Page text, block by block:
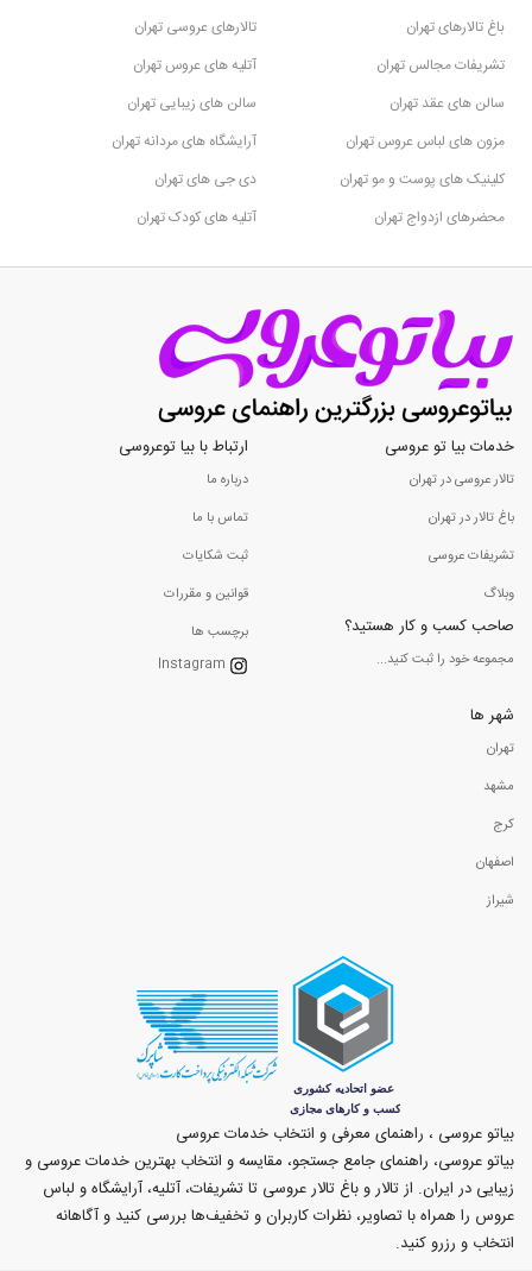
باغ تالارهای تهران
تالارهای عروسی تهران
تشریفات مجالس تهران
آتلیه های عروس تهران
سالن های عقد تهران
سالن های زیبایی تهران
مزون های لباس عروس تهران
آرایشگاه های مردانه تهران
کلینیک های پوست و مو تهران
دی جی های تهران
محضرهای ازدواج تهران
آتلیه های کودک تهران
خدمات بیا تو عروسی
تالار عروسی در تهران
باغ تالار در تهران
تشریفات عروسی
وبلاگ
صاحب کسب و کار هستید؟
مجموعه خود را ثبت کنید...
ارتباط با بیا توعروسی
درباره ما
تماس با ما
ثبت شکایات
قوانین و مقررات
برچسب ها
Instagram
شهر ها
تهران
مشهد
کرج
اصفهان
شیراز
بیاتو عروسی ، راهنمای معرفی و انتخاب خدمات عروسی
بیاتو عروسی، راهنمای جامع جستجو، مقایسه و انتخاب بهترین خدمات عروسی و
زیبایی در ایران. از تالار و باغ تالار عروسی تا تشریفات، آتلیه، آرایشگاه و لباس
عروس را همراه با تصاویر، نظرات کاربران و تخفیف‌ها بررسی کنید و آگاهانه
انتخاب و رزرو کنید.